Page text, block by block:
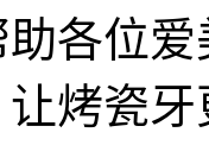
各位
烤瓷